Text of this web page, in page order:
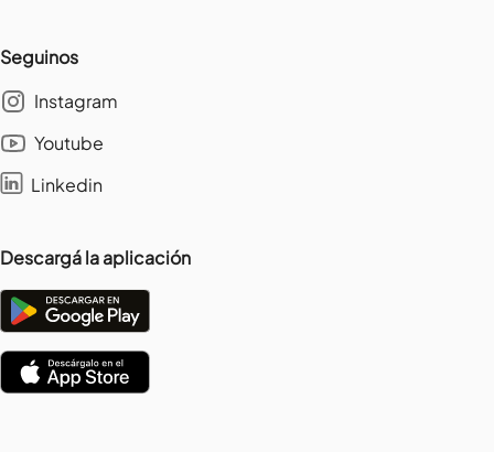
Seguinos
Instagram
Youtube
Linkedin
Descargá la aplicación